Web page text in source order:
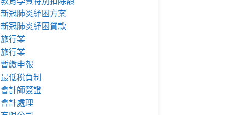
新冠肺炎紓困方案
新冠肺炎紓困貸款
旅行業
旅行業
暫繳申報
最低稅負制
會計師簽證
會計處理